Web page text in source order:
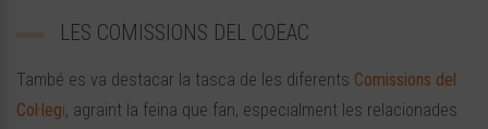
LES COMISSIONS DEL COEAC
També es va destacar la tasca de les diferents Comissions del
Col·legi, agraint la feina que fan, especialment les relacionades